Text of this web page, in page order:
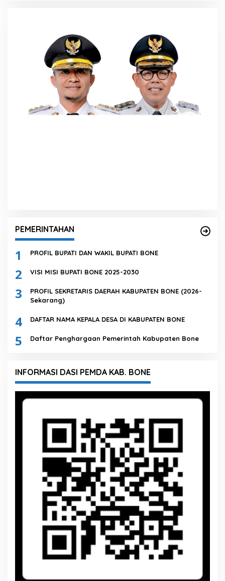
PEMERINTAHAN
1 PROFIL BUPATI DAN WAKIL BUPATI BONE
2 VISI MISI BUPATI BONE 2025-2030
3
PROFIL SEKRETARIS DAERAH KABUPATEN BONE (2026-
Sekarang)
4 DAFTAR NAMA KEPALA DESA DI KABUPATEN BONE
5 Daftar Penghargaan Pemerintah Kabupaten Bone
INFORMASI DASI PEMDA KAB. BONE